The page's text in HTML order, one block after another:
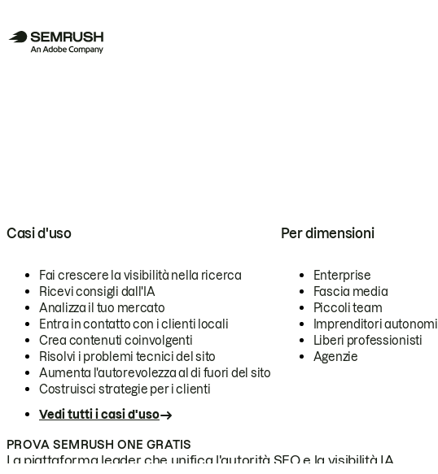
Casi d'uso
Fai crescere la visibilità nella ricerca
Ricevi consigli dall'IA
Analizza il tuo mercato
Entra in contatto con i clienti locali
Crea contenuti coinvolgenti
Risolvi i problemi tecnici del sito
Aumenta l'autorevolezza al di fuori del sito
Costruisci strategie per i clienti
Vedi tutti i casi d'uso
Per dimensioni
Enterprise
Fascia media
Piccoli team
Imprenditori autonomi
Liberi professionisti
Agenzie
PROVA SEMRUSH ONE GRATIS
La piattaforma leader che unifica l'autorità SEO e la visibilità IA.